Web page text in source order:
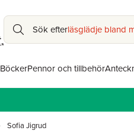
Sök efterläsglädje bland
BöckerPennor och tillbehör
Sofia Jigrud